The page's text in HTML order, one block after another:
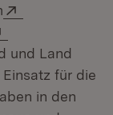
Fenster)
und Land
für die
Fenster)
in den